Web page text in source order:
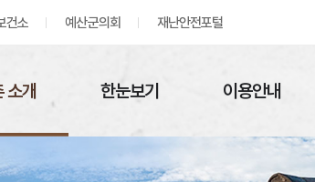
건소 예산군의회 재난안전포털
소개 한눈보기 이용안내